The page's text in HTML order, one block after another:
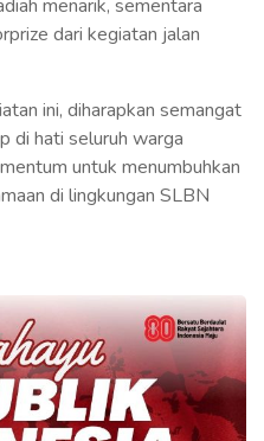
menarik, sementara
dari kegiatan jalan
ini, diharapkan semangat
di hati seluruh warga
untuk menumbuhkan
di lingkungan SLBN